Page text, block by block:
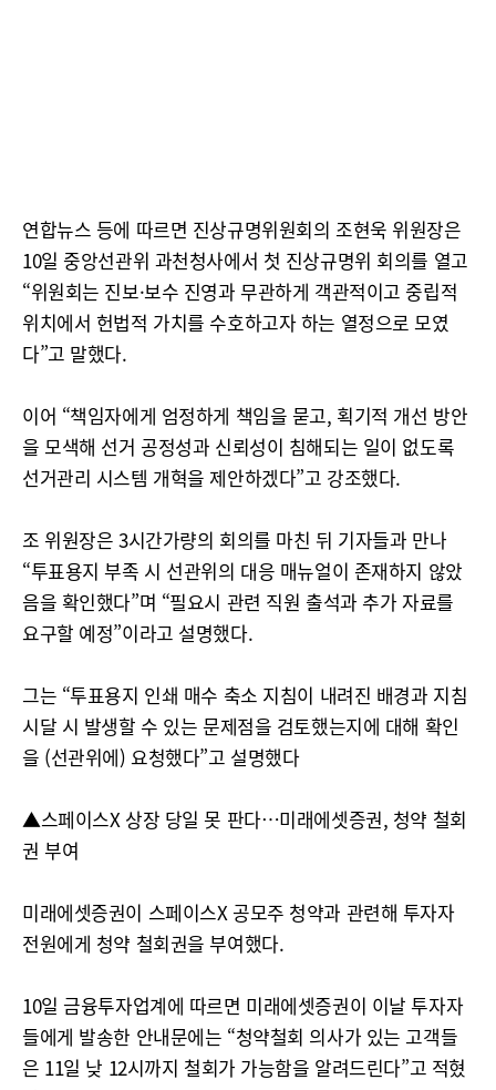
연합뉴스 등에 따르면 진상규명위원회의 조현욱 위원장은
10일 중앙선관위 과천청사에서 첫 진상규명위 회의를 열고
“위원회는 진보·보수 진영과 무관하게 객관적이고 중립적
위치에서 헌법적 가치를 수호하고자 하는 열정으로 모였
다”고 말했다.
이어 “책임자에게 엄정하게 책임을 묻고, 획기적 개선 방안
을 모색해 선거 공정성과 신뢰성이 침해되는 일이 없도록
선거관리 시스템 개혁을 제안하겠다”고 강조했다.
조 위원장은 3시간가량의 회의를 마친 뒤 기자들과 만나
“투표용지 부족 시 선관위의 대응 매뉴얼이 존재하지 않았
음을 확인했다”며 “필요시 관련 직원 출석과 추가 자료를
요구할 예정”이라고 설명했다.
그는 “투표용지 인쇄 매수 축소 지침이 내려진 배경과 지침
시달 시 발생할 수 있는 문제점을 검토했는지에 대해 확인
을 (선관위에) 요청했다”고 설명했다
▲스페이스X 상장 당일 못 판다…미래에셋증권, 청약 철회
권 부여
미래에셋증권이 스페이스X 공모주 청약과 관련해 투자자
전원에게 청약 철회권을 부여했다.
10일 금융투자업계에 따르면 미래에셋증권이 이날 투자자
들에게 발송한 안내문에는 “청약철회 의사가 있는 고객들
은 11일 낮 12시까지 철회가 가능함을 알려드린다”고 적혔